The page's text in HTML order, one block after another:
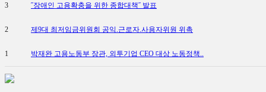
3 ˝장애인 고용확충을 위한 종합대책˝ 발표
2 제9대 최저임금위원회 공익.근로자.사용자위원 위촉
1 박재완 고용노동부 장관, 외투기업 CEO 대상 노동정책..